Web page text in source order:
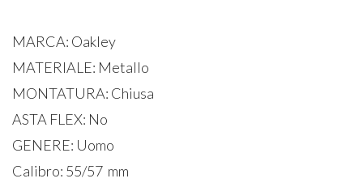
MARCA: Oakley
MATERIALE: Metallo
MONTATURA: Chiusa
ASTA FLEX: No
GENERE: Uomo
Calibro: 55/57 mm